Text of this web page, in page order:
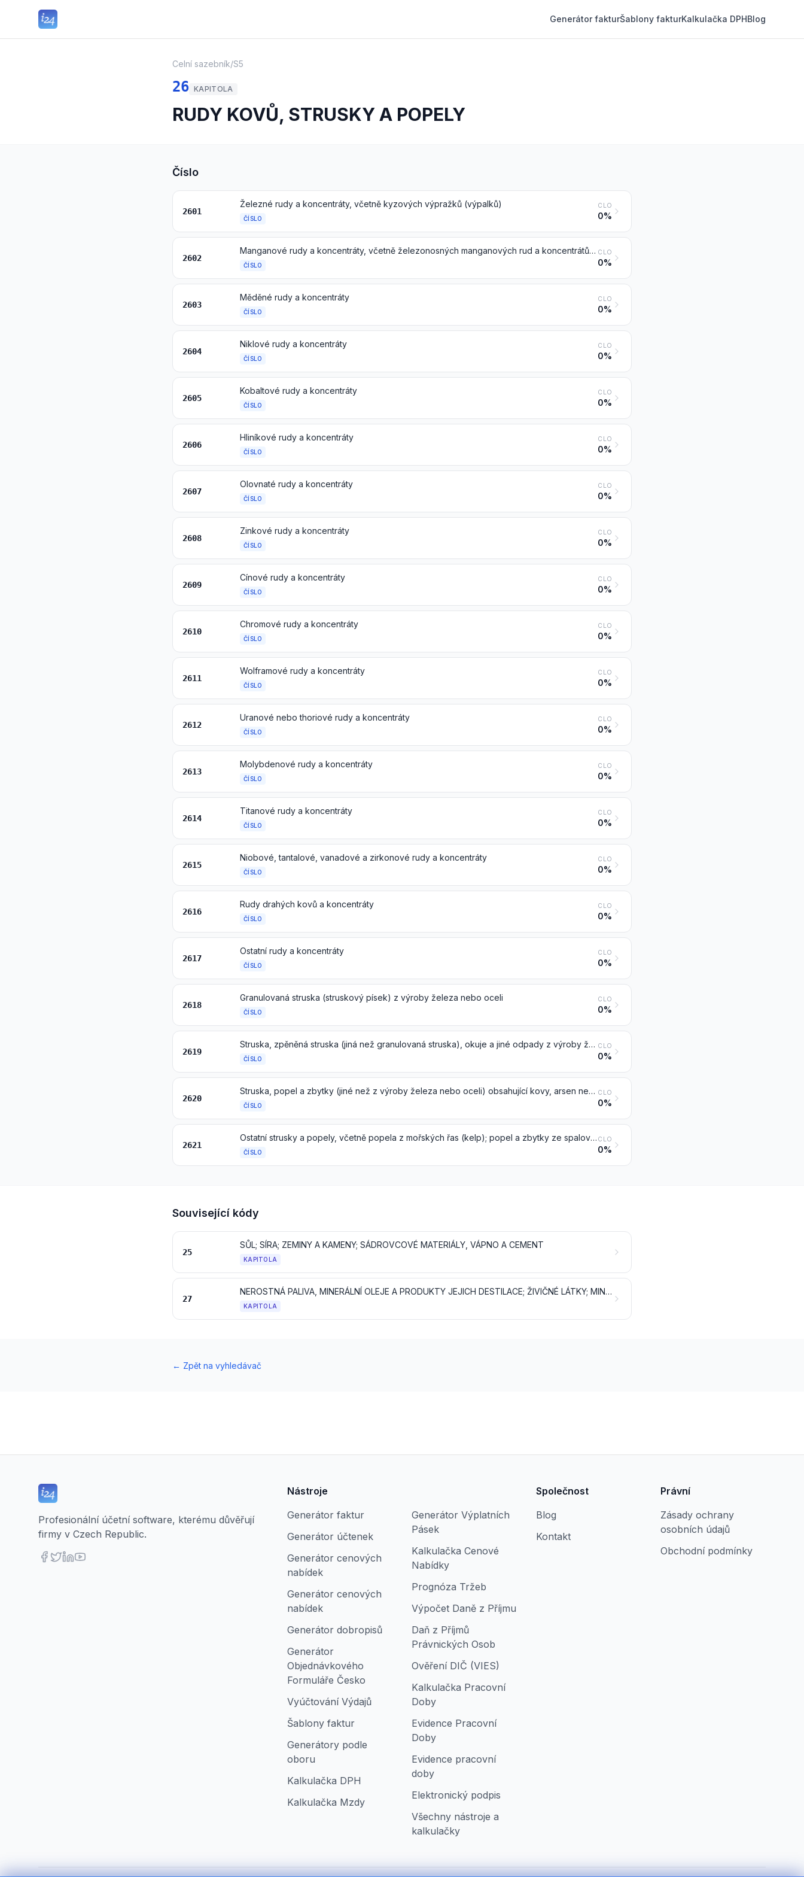
Generátor fakturŠablony fakturKalkulačka DPHBlog
Celní sazebník/S5
26 KAPITOLA
RUDY KOVŮ, STRUSKY A POPELY
Číslo
2601
Železné rudy a koncentráty, včetně kyzových výpražků (výpalků)
ČÍSLO
CLO
0%
2602
Manganové rudy a koncentráty, včetně železonosných manganových rud a koncentrátů o obsahu manganu 20 % hmotnostních nebo více, počítáno v sušině
ČÍSLO
CLO
0%
2603
Měděné rudy a koncentráty
ČÍSLO
CLO
0%
2604
Niklové rudy a koncentráty
ČÍSLO
CLO
0%
2605
Kobaltové rudy a koncentráty
ČÍSLO
CLO
0%
2606
Hliníkové rudy a koncentráty
ČÍSLO
CLO
0%
2607
Olovnaté rudy a koncentráty
ČÍSLO
CLO
0%
2608
Zinkové rudy a koncentráty
ČÍSLO
CLO
0%
2609
Cínové rudy a koncentráty
ČÍSLO
CLO
0%
2610
Chromové rudy a koncentráty
ČÍSLO
CLO
0%
2611
Wolframové rudy a koncentráty
ČÍSLO
CLO
0%
2612
Uranové nebo thoriové rudy a koncentráty
ČÍSLO
CLO
0%
2613
Molybdenové rudy a koncentráty
ČÍSLO
CLO
0%
2614
Titanové rudy a koncentráty
ČÍSLO
CLO
0%
2615
Niobové, tantalové, vanadové a zirkonové rudy a koncentráty
ČÍSLO
CLO
0%
2616
Rudy drahých kovů a koncentráty
ČÍSLO
CLO
0%
2617
Ostatní rudy a koncentráty
ČÍSLO
CLO
0%
2618
Granulovaná struska (struskový písek) z výroby železa nebo oceli
ČÍSLO
CLO
0%
2619
Struska, zpěněná struska (jiná než granulovaná struska), okuje a jiné odpady z výroby železa nebo oceli
ČÍSLO
CLO
0%
2620
Struska, popel a zbytky (jiné než z výroby železa nebo oceli) obsahující kovy, arsen nebo jejich sloučeniny
ČÍSLO
CLO
0%
2621
Ostatní strusky a popely, včetně popela z mořských řas (kelp); popel a zbytky ze spalování komunálního odpadu
ČÍSLO
CLO
0%
Související kódy
25
SŮL; SÍRA; ZEMINY A KAMENY; SÁDROVCOVÉ MATERIÁLY, VÁPNO A CEMENT
KAPITOLA
27
NEROSTNÁ PALIVA, MINERÁLNÍ OLEJE A PRODUKTY JEJICH DESTILACE; ŽIVIČNÉ LÁTKY; MINERÁLNÍ VOSKY
KAPITOLA
← Zpět na vyhledávač
Profesionální účetní software, kterému důvěřují
firmy v Czech Republic.
Nástroje
Generátor faktur
Generátor účtenek
Generátor cenových
nabídek
Generátor cenových
nabídek
Generátor dobropisů
Generátor
Objednávkového
Formuláře Česko
Vyúčtování Výdajů
Šablony faktur
Generátory podle
oboru
Kalkulačka DPH
Kalkulačka Mzdy
Generátor Výplatních
Pásek
Kalkulačka Cenové
Nabídky
Prognóza Tržeb
Výpočet Daně z Příjmu
Daň z Příjmů
Právnických Osob
Ověření DIČ (VIES)
Kalkulačka Pracovní
Doby
Evidence Pracovní
Doby
Evidence pracovní
doby
Elektronický podpis
Všechny nástroje a
kalkulačky
Společnost
Blog
Kontakt
Právní
Zásady ochrany
osobních údajů
Obchodní podmínky